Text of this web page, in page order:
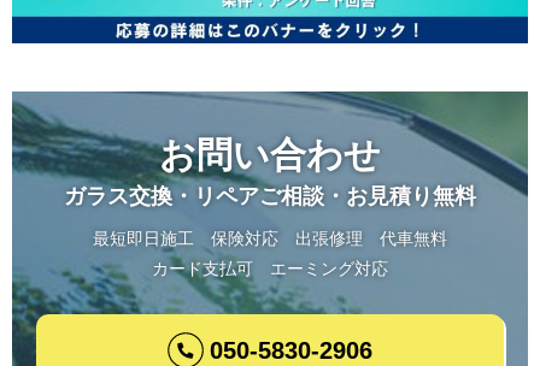
お問い合わせ
ガラス交換・リペアご相談・お見積り無料
最短即日施工 保険対応 出張修理
代車無料
カード支払可
エーミング対応
050-5830-2906